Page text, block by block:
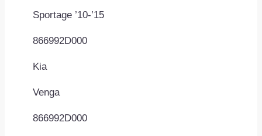
Sportage ’10-’15
866992D000
Kia
Venga
866992D000